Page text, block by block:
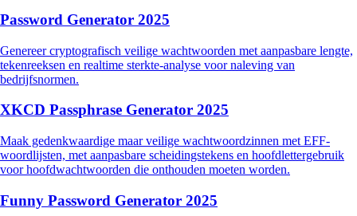
Password Generator 2025
Genereer cryptografisch veilige wachtwoorden met aanpasbare lengte,
tekenreeksen en realtime sterkte-analyse voor naleving van
bedrijfsnormen.
XKCD Passphrase Generator 2025
Maak gedenkwaardige maar veilige wachtwoordzinnen met EFF-
woordlijsten, met aanpasbare scheidingstekens en hoofdlettergebruik
voor hoofdwachtwoorden die onthouden moeten worden.
Funny Password Generator 2025